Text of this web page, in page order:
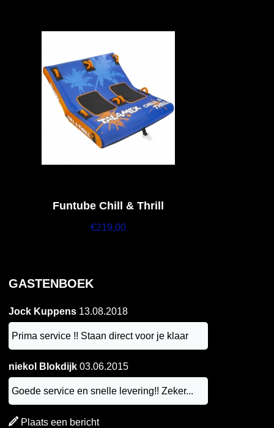
Funtube Chill & Thrill
€219,00
GASTENBOEK
Jock Kuppens 13.08.2018
Prima service !! Staan direct voor je klaar
niekol Blokdijk 03.06.2015
Goede service en snelle levering!! Zeker...
Plaats een bericht